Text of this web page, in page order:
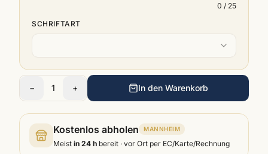
0 / 25
SCHRIFTART
− 1 + In den Warenkorb
Kostenlos abholen MANNHEIM
Meist in 24 h bereit · vor Ort per EC/Karte/Rechnung